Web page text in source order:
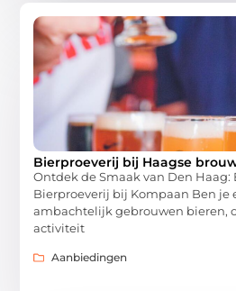
Bierproeverij bij Haagse
Ontdek de Smaak van Den
Bierproeverij bij Kompaan Ben je
ambachtelijk gebrouwen bieren,
activiteit
Aanbiedingen